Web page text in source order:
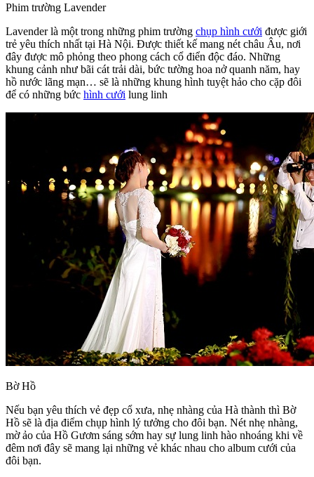
Phim trường Lavender
Lavender là một trong những phim trường chụp hình cưới được giới
trẻ yêu thích nhất tại Hà Nội. Được thiết kế mang nét châu Âu, nơi
đây được mô phỏng theo phong cách cổ điển độc đáo. Những
khung cảnh như bãi cát trải dài, bức tường hoa nở quanh năm, hay
hồ nước lãng mạn… sẽ là những khung hình tuyệt hảo cho cặp đôi
để có những bức hình cưới lung linh
Bờ Hồ
Nếu bạn yêu thích vẻ đẹp cổ xưa, nhẹ nhàng của Hà thành thì Bờ
Hồ sẽ là địa điểm chụp hình lý tưởng cho đôi bạn. Nét nhẹ nhàng,
mờ ảo của Hồ Gươm sáng sớm hay sự lung linh hào nhoáng khi về
đêm nơi đây sẽ mang lại những vẻ khác nhau cho album cưới của
đôi bạn.